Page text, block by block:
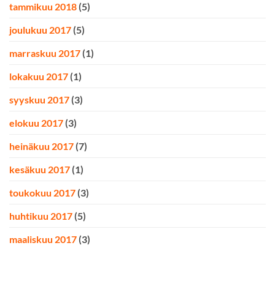
tammikuu 2018 (5)
joulukuu 2017 (5)
marraskuu 2017 (1)
lokakuu 2017 (1)
syyskuu 2017 (3)
elokuu 2017 (3)
heinäkuu 2017 (7)
kesäkuu 2017 (1)
toukokuu 2017 (3)
huhtikuu 2017 (5)
maaliskuu 2017 (3)